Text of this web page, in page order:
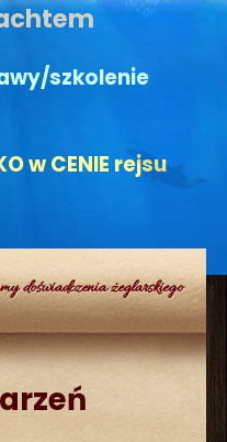
szkolenie
w CENIE rejsu
doświadczenia żeglarskiego